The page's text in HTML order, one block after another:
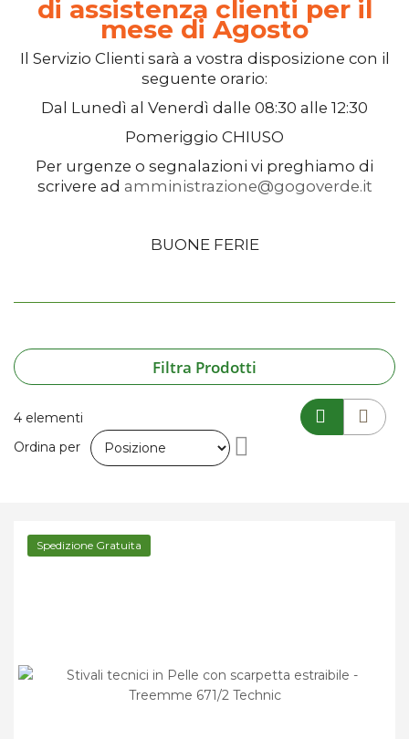
di assistenza clienti per il
mese di Agosto
Il Servizio Clienti sarà a vostra disposizione con il
seguente orario:
Dal Lunedì al Venerdì dalle 08:30 alle 12:30
Pomeriggio CHIUSO
Per urgenze o segnalazioni vi preghiamo di
scrivere ad amministrazione@gogoverde.it
BUONE FERIE
Filtra Prodotti
4 elementi
Ordina per
Spedizione Gratuita